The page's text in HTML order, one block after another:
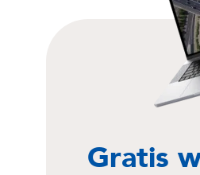
Gratis